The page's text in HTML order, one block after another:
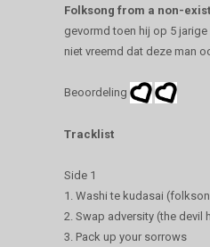
Folksong from a non-
gevormd toen hij op 5
niet vreemd dat deze man
Beoordeling
Tracklist
Side 1
1. Washi te kudasai
2. Swap adversity (the devil
3. Pack up your sorrows